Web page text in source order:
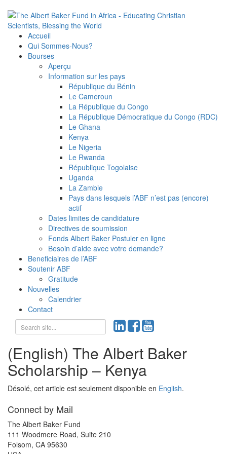
Accueil
Qui Sommes-Nous?
Bourses
Aperçu
Information sur les pays
République du Bénin
Le Cameroun
La République du Congo
La République Démocratique du Congo (RDC)
Le Ghana
Kenya
Le Nigeria
Le Rwanda
République Togolaise
Uganda
La Zambie
Pays dans lesquels l’ABF n’est pas (encore)
actif
Dates limites de candidature
Directives de soumission
Fonds Albert Baker Postuler en ligne
Besoin d’aide avec votre demande?
Beneficiaires de l’ABF
Soutenir ABF
Gratitude
Nouvelles
Calendrier
Contact
(English) The Albert Baker
Scholarship – Kenya
Désolé, cet article est seulement disponible en English.
Connect by Mail
The Albert Baker Fund
111 Woodmere Road, Suite 210
Folsom, CA 95630